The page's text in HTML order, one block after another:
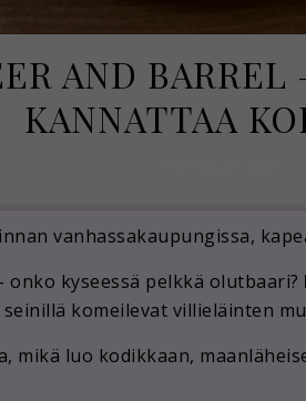
AND
KANNATTAA
vanhassakaupungissa,
kyseessä pelkkä olutbaari?
komeilevat villieläinten
mikä luo kodikkaan,